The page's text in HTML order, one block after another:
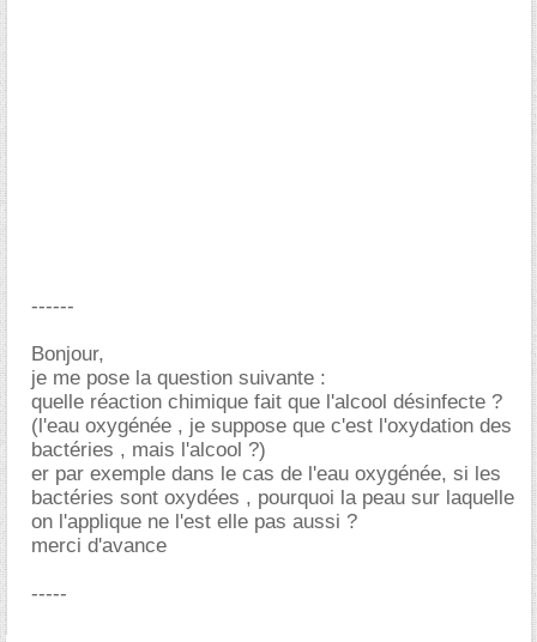
------
Bonjour,
je me pose la question suivante :
quelle réaction chimique fait que l'alcool désinfecte ?
(l'eau oxygénée , je suppose que c'est l'oxydation des
bactéries , mais l'alcool ?)
er par exemple dans le cas de l'eau oxygénée, si les
bactéries sont oxydées , pourquoi la peau sur laquelle
on l'applique ne l'est elle pas aussi ?
merci d'avance
-----